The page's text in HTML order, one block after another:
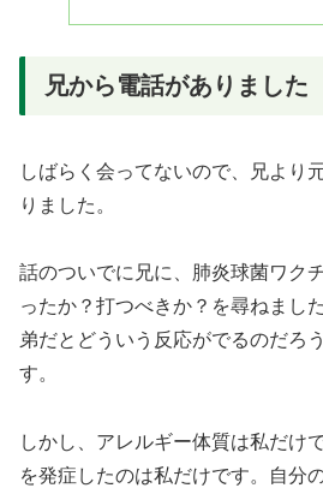
兄から電話がありました
しばらく会ってないので、兄より
りました。
話のついでに兄に、肺炎球菌ワク
ったか？打つべきか？を尋ねまし
弟だとどういう反応がでるのだろ
す。
しかし、アレルギー体質は私だけ
を発症したのは私だけです。自分